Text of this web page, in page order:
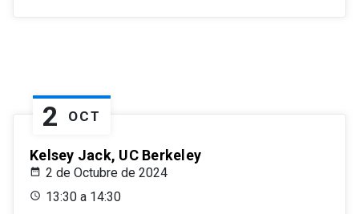
2 OCT
Kelsey Jack, UC Berkeley
2 de Octubre de 2024
13:30 a 14:30